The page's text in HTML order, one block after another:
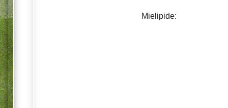
Mielipide: